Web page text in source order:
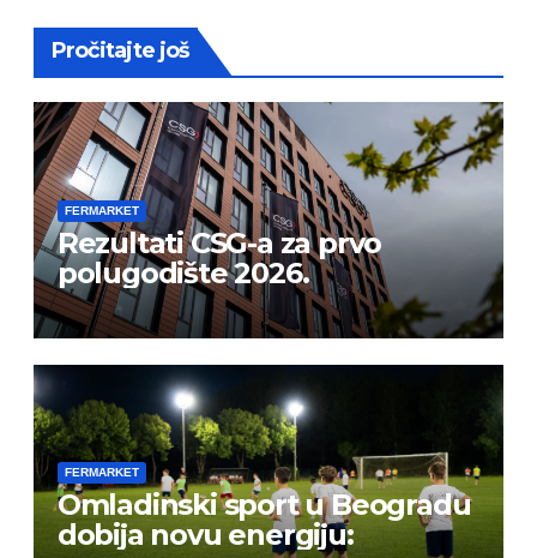
Pročitajte još
FERMARKET
Rezultati CSG-a za prvo
polugodište 2026.
FERMARKET
Omladinski sport u Beogradu
dobija novu energiju: